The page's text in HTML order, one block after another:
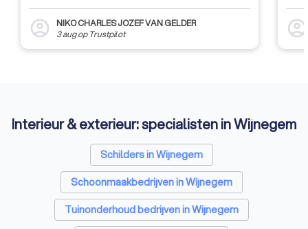
account_circle
NIKO CHARLES JOZEF VAN GELDER
3 augop Trustpilot account_circle
Interieur & exterieur: specialisten in Wijnegem
Schilders in Wijnegem
Schoonmaakbedrijven in Wijnegem
Tuinonderhoud bedrijven in Wijnegem